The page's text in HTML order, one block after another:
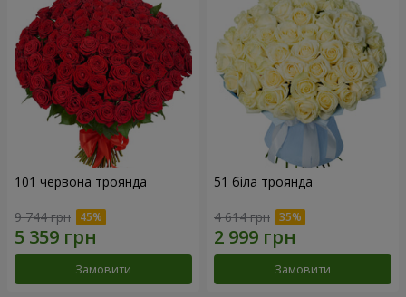
101 червона троянда
9 744 грн
Замовити
51 біла троянда
4 614 грн
Замовити